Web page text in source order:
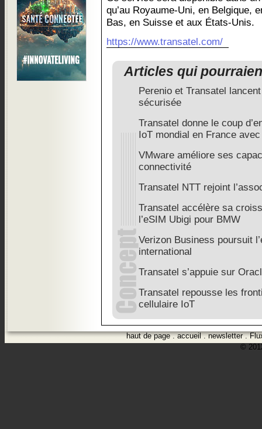
qu’au Royaume-Uni, en Belgique,
Bas, en Suisse et aux États-Unis.
https://www.transatel.com/
Articles qui
Perenio et Transatel
sécurisée
Transatel donne le coup
IoT mondial en France
VMware améliore ses
connectivité
Transatel NTT rejoint
Transatel accélère sa
l’eSIM Ubigi pour BMW
Verizon Business poursuit
international
Transatel s’appuie sur
Transatel repousse les
cellulaire IoT
haut de page.accueil.newsletter.
©